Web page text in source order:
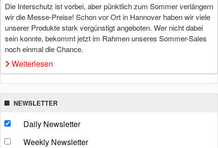
Die Interschutz ist vorbei, aber pünktlich zum Sommer verlängern
wir die Messe-Preise! Schon vor Ort in Hannover haben wir viele
unserer Produkte stark vergünstigt angeboten. Wer nicht dabei
sein konnte, bekommt jetzt im Rahmen unseres Sommer-Sales
noch einmal die Chance.
Weiterlesen
NEWSLETTER
Daily Newsletter
Weekly Newsletter